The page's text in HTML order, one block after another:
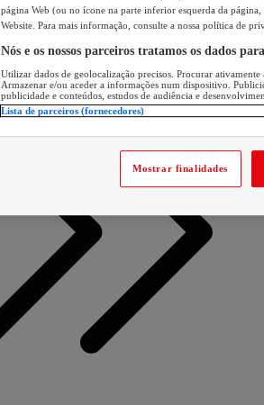
página Web (ou no ícone na parte inferior esquerda da página,
Website. Para mais informação, consulte a nossa política de
Nós e os nossos parceiros tratamos os dados
Utilizar dados de geolocalização precisos. Procurar
Armazenar e/ou aceder a informações num dispositivo.
publicidade e conteúdos, estudos de audiência e
Lista de parceiros (fornecedores)
Mostrar finalidades